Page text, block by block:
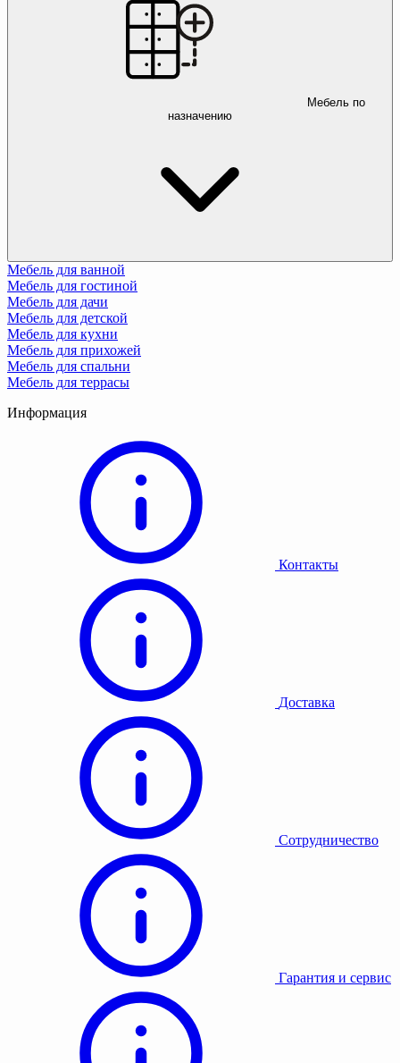
Мебель по
назначению
Мебель для ванной
Мебель для гостиной
Мебель для дачи
Мебель для детской
Мебель для кухни
Мебель для прихожей
Мебель для спальни
Мебель для террасы
Информация
Контакты
Доставка
Сотрудничество
Гарантия и сервис